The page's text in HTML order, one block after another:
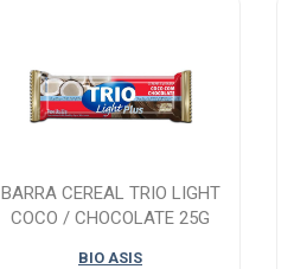
BARRA CEREAL TRIO LIGHT
COCO / CHOCOLATE 25G
BIO ASIS